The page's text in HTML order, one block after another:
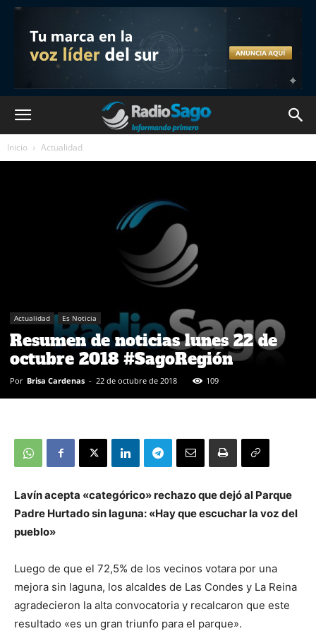
Inicio Actualidad
Actualidad Es Noticia
Resumen de noticias lunes 22 de
octubre 2018 #SagoRegión
Por Brisa Cardenas - 22 de octubre de 2018 109
Lavín acepta «categórico» rechazo que dejó al Parque
Padre Hurtado sin laguna: «Hay que escuchar la voz del
pueblo»
Luego de que el 72,5% de los vecinos votara por una
mejora sin laguna, los alcaldes de Las Condes y La Reina
agradecieron la alta convocatoria y recalcaron que este
resultado «es un gran triunfo para el parque».